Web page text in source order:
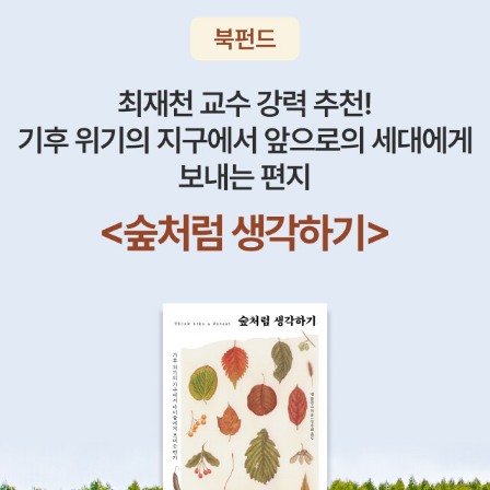
이 많이 안 좋아졌단다. 심지어 죽을지도 모른다는 의사의 이야기도
했었어. 교회를 다시 다니고 기도하면서 종교에 의지를 하다 보니 그
나마 건강이 조금씩 좋아지기 시작했단다. 그런 중에 피예르가 매일
로스토프가에 방문하여 나타샤를 만나면서 나타샤를 사랑하게 되었
단다. 하지만 피예르는 유부남.. 내적 갈등의 소유자…2.러시아의 장
군들의 분열은노장군 쿠투조프를 재투입시키면서 봉합되는 듯 했단
다. 이제 어떤 작전으로 프랑스 진군을 막아내느냐가관건이었어. 이
미 프랑스군은 모스크바에 가까운 스몰렌스크를 함락시키고,빠른 속
의 리시예 고리에있는 사람들은 피난을 가기 시작했단다. 리시예 고
리에는 안드레이의 집이 있는데, 안드레이의 아버지 볼콘스키 공작…
그 무섭고 엄한 아버지… 그 볼콘스키 공작이 병으로 죽고 그 큰 집은
마리야 혼자 관리하고 있었단다.안드레이는 전쟁에 참가하고 있었으
니 말이야.마리야도 피난 준비를 해야했어. 마리야는 창고에 있는 곡
식들을 모두 가져갈 수 없으니까, 하인들과지역 농민들에게 모두 나
도 없다고 했다.(83-84)천재라는 말은 광휘와 권력에 둘러싸여 있
는 군인에게 우매한 대중이 그 권력에 천재라는 어울리지도 않는 성
질을덧붙이고 아첨하며 부르는 것에 지나지 않는다. 내가 아는 훌륭
한 장군들은 모두 바로 같거나 얼빠진 자들이다. 가장 훌륭한 장군은
바그라티온이며, 이것은 나폴레옹도 인정했다. 그런데 보나파르테 자
신은 어떨까! 나는 아우스터리츠 전장에서 보았던자기만족에 찬 그
우매한 얼굴을 기억한다. 훌륭한 사령관에게는 특별한 자질 같은 것
은 필요하지 않을뿐만 아니라, 오히려 사랑이니 시정(詩情)이니 부
의 자질은 없어야 할 필요가 있다. 사령관은시야가 좁고, 자신이 하는
일이 몹시 중요하다고 확신해야 하며(그렇지않으면 도저히 견디지 못
할 것이다.), 그래야만 비로서 용감한 사령관이 될 수 있다. 보통 사람
처럼 누군가를 사랑하거나, 동정하거나, 무엇이 옳고 무엇이 그른지
생각하는 것은 금물이다.(120)피예르가 로스토프네에서 돌아오던 중
감사에 찬 나타샤의 눈빛을 떠올리며 하늘의 혜성을 바라보고 자신에
진실임을 여실히 알겠다. 인간사, 결코 새옹지마가 아니다... 잔혹하지
만 이게 현실이다. 소설의 마지막을 장식하는 꼬마 소공작 니콜렌카
(어릴 때의 톨-이를 연상시킨다)의 삶 역시, 여느 고아와는 너무 다를
터. 문득 떠오르는 얼마 전 뉴스. 어려서 엄마한테 버림 받고 아빠마
저 죽고 고모 가정에서 자랐다가 결혼을 앞두고, 웬 조현병 운전자에
의해 얼토당토 하게 사망한 한 젊은 여성. 죽은 이후에도 스토리는 끝
나지 않는다. 30년만에 돈 찾아 나타난 생모라니. 본질과 무관하
게, 어떤 댓글대로, 그녀의 인생이 참... 그러게 더더욱 현재의 처지
니깐, 아빠에게 양보하더라구요. ㅎㅎ그래서 컬쳐랜드에 들어갔는데,
햐. 완전 득템입니다. 알라딘 적립금 29000원 조금 있고, 그래서 완
전 공짜로 이 책들을 살 수 있었는데....굿즈!!! 그 놈의 굿즈 때문에 제
돈 좀 더 보태 결국 10만원 조금 넘겼네요. 굿즈의 보노보노 책받침대
는 이 모든 책을 살 수 있게 여건을 만들어준 우리 딸에게 넘기는 것으
로! ㅎ근데 우리 아들 녀석 둘이가 자기들 책받침대 없다고 또 성화입
니다. 지난번에 책받침대 두개나 다 양보했는데, 또 보노보노 보니 사
번씩이나...아 그럼 또 책을 살 찬스가 생기는건가!!! 빚은 늘어나는데
나는 이런 고약한(?) 생각만 하는군요. 쩝! 암튼 <전쟁과 평화>의 마
니아가 되는 그 날까지! 아자자! 모두들 Goodday!(인사를 몇번이나
하는지 모르겠군요! 꾸벅ㅋ)